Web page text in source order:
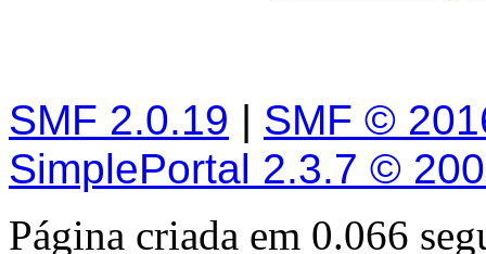
SMF 2.0.19 | SMF ©
SimplePortal 2.3.7 ©
Página criada em 0.066